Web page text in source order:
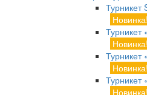
Турникет
Новинка!
Турникет
Новинка!
Турникет
Новинка!
Турникет
Новинка!